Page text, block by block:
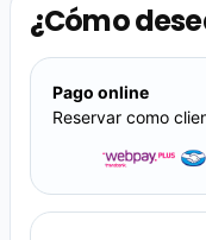
¿Cómo
Pago online
Reservar como